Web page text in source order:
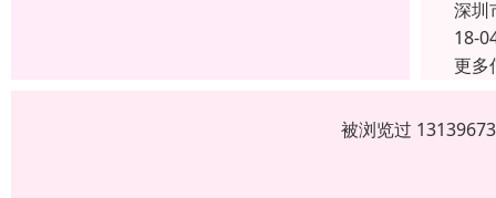
深圳
18-
更多
被浏览过